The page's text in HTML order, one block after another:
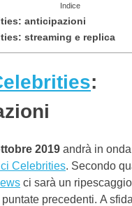
Indice
anticipazioni
streaming e replica
:
2019 andrà in
Celebrities. Secondo
ci sarà un
precedenti. A